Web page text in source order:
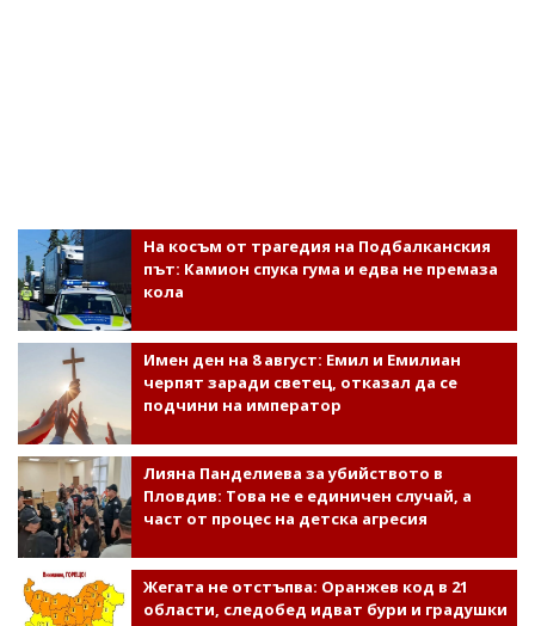
На косъм от трагедия на Подбалканския
път: Камион спука гума и едва не премаза
кола
Имен ден на 8 август: Емил и Емилиан
черпят заради светец, отказал да се
подчини на император
Лияна Панделиева за убийството в
Пловдив: Това не е единичен случай, а
част от процес на детска агресия
Жегата не отстъпва: Оранжев код в 21
области, следобед идват бури и градушки